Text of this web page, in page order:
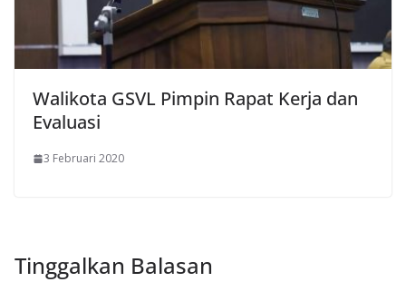
Walikota GSVL Pimpin Rapat Kerja dan
Evaluasi
3 Februari 2020
Tinggalkan Balasan